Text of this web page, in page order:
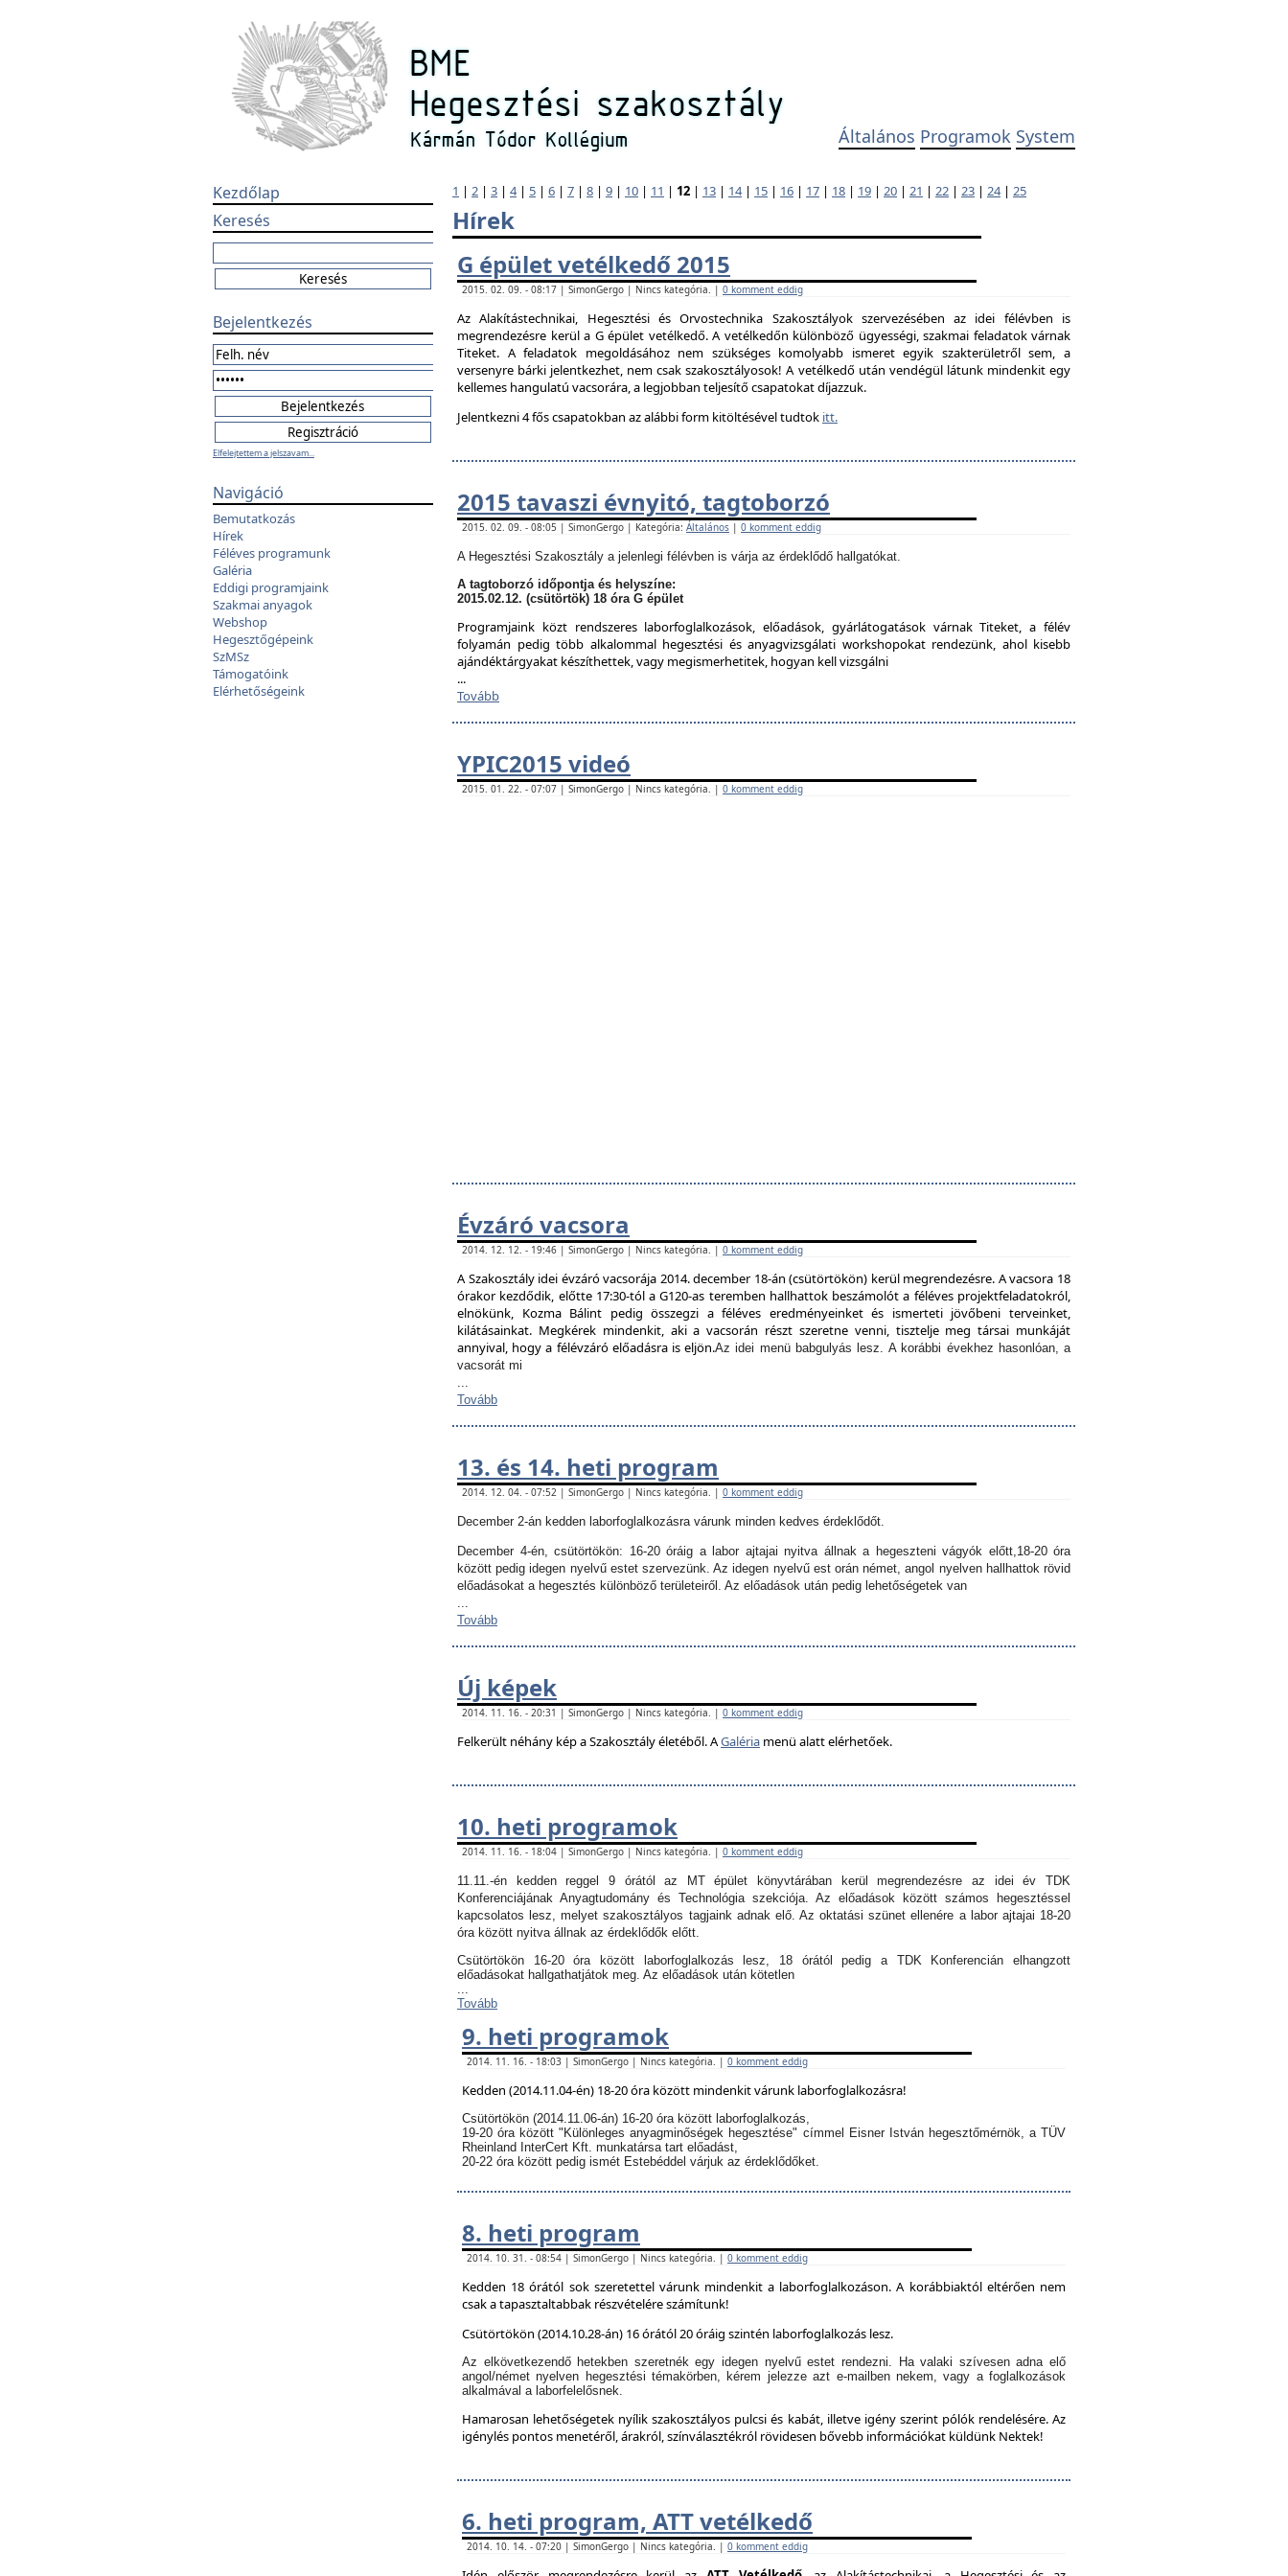
Általános Programok System
Kezdőlap
Keresés
Bejelentkezés
Elfelejtettem a jelszavam...
Navigáció
Bemutatkozás
Hírek
Féléves programunk
Galéria
Eddigi programjaink
Szakmai anyagok
Webshop
Hegesztőgépeink
SzMSz
Támogatóink
Elérhetőségeink
1 | 2 | 3 | 4| 5 | 6 | 7 | 8 | 9 | 10 | 11 | 12 | 13 | 14| 15 | 16 | 17 | 18 | 19 | 20 | 21 | 22 | 23 | 24| 25
Hírek
G épület vetélkedő 2015
2015. 02. 09. - 08:17 | SimonGergo | Nincs kategória. | 0 komment eddig
Az Alakítástechnikai, Hegesztési és Orvostechnika Szakosztályok szervezésében az idei félévben is
megrendezésre kerül a G épület vetélkedő. A vetélkedőn különböző ügyességi, szakmai feladatok várnak
Titeket. A feladatok megoldásához nem szükséges komolyabb ismeret egyik szakterületről sem, a
versenyre bárki jelentkezhet, nem csak szakosztályosok! A vetélkedő után vendégül látunk mindenkit egy
kellemes hangulatú vacsorára, a legjobban teljesítő csapatokat díjazzuk.
Jelentkezni 4 fős csapatokban az alábbi form kitöltésével tudtok itt.
2015 tavaszi évnyitó, tagtoborzó
2015. 02. 09. - 08:05 | SimonGergo | Kategória: Általános | 0 komment eddig
A Hegesztési Szakosztály a jelenlegi félévben is várja az érdeklődő hallgatókat.
A tagtoborzó időpontja és helyszíne:
2015.02.12. (csütörtök) 18 óra G épület
Programjaink közt rendszeres laborfoglalkozások, előadások, gyárlátogatások várnak Titeket, a félév
folyamán pedig több alkalommal hegesztési és anyagvizsgálati workshopokat rendezünk, ahol kisebb
ajándéktárgyakat készíthettek, vagy megismerhetitek, hogyan kell vizsgálni
...
Tovább
YPIC2015 videó
2015. 01. 22. - 07:07 | SimonGergo | Nincs kategória. | 0 komment eddig
Évzáró vacsora
2014. 12. 12. - 19:46 | SimonGergo | Nincs kategória. | 0 komment eddig
A Szakosztály idei évzáró vacsorája 2014. december 18-án (csütörtökön) kerül megrendezésre. A vacsora 18
órakor kezdődik, előtte 17:30-tól a G120-as teremben hallhattok beszámolót a féléves projektfeladatokról,
elnökünk, Kozma Bálint pedig összegzi a féléves eredményeinket és ismerteti jövőbeni terveinket,
kilátásainkat. Megkérek mindenkit, aki a vacsorán részt szeretne venni, tisztelje meg társai munkáját
annyival, hogy a félévzáró előadásra is eljön.Az idei menü babgulyás lesz.A korábbi évekhez hasonlóan, a
vacsorát mi
...
Tovább
13. és 14. heti program
2014. 12. 04. - 07:52 | SimonGergo | Nincs kategória. | 0 komment eddig
December 2-án kedden laborfoglalkozásra várunk minden kedves érdeklődőt.
December 4-én, csütörtökön: 16-20 óráig a labor ajtajai nyitva állnak a hegeszteni vágyók előtt,18-20 óra
között pedig idegen nyelvű estet szervezünk. Az idegen nyelvű est orán német, angol nyelven hallhattok rövid
előadásokat a hegesztés különböző területeiről. Az előadások után pedig lehetőségetek van
...
Tovább
Új képek
2014. 11. 16. - 20:31 | SimonGergo | Nincs kategória. | 0 komment eddig
Felkerült néhány kép a Szakosztály életéből. AGaléria menü alatt elérhetőek.
10. heti programok
2014. 11. 16. - 18:04 | SimonGergo | Nincs kategória. | 0 komment eddig
11.11.-én kedden reggel 9 órától az MT épület könyvtárában kerül megrendezésre az idei év TDK
Konferenciájának Anyagtudomány és Technológia szekciója. Az előadások között számos hegesztéssel
kapcsolatos lesz, melyet szakosztályos tagjaink adnak elő. Az oktatási szünet ellenére a labor ajtajai 18-20
óra között nyitva állnak az érdeklődők előtt.
Csütörtökön 16-20 óra között laborfoglalkozás lesz, 18 órától pedig a TDK Konferencián elhangzott
előadásokat hallgathatjátok meg. Az előadások után kötetlen
...
Tovább
9. heti programok
2014. 11. 16. - 18:03 | SimonGergo | Nincs kategória. | 0 komment eddig
Kedden (2014.11.04-én) 18-20 óra között mindenkit várunk laborfoglalkozásra!
Csütörtökön (2014.11.06-án) 16-20 óra között laborfoglalkozás,
19-20 óra között "Különleges anyagminőségek hegesztése" címmel Eisner István hegesztőmérnök, a TÜV
Rheinland InterCert Kft. munkatársa tart előadást,
20-22 óra között pedig ismét Estebéddel várjuk az érdeklődőket.
8. heti program
2014. 10. 31. - 08:54 | SimonGergo | Nincs kategória. | 0 komment eddig
Kedden 18 órától sok szeretettel várunk mindenkit a laborfoglalkozáson. A korábbiaktól eltérően nem
csak a tapasztaltabbak részvételére számítunk!
Csütörtökön (2014.10.28-án) 16 órától 20 óráig szintén laborfoglalkozás lesz.
Az elkövetkezendő hetekben szeretnék egy idegen nyelvű estet rendezni. Ha valaki szívesen adna elő
angol/német nyelven hegesztési témakörben, kérem jelezze azt e-mailben nekem, vagy a foglalkozások
alkalmával a laborfelelősnek.
Hamarosan lehetőségetek nyílik szakosztályos pulcsi és kabát, illetve igény szerint pólók rendelésére. Az
igénylés pontos menetéről, árakról, színválasztékról rövidesen bővebb információkat küldünk Nektek!
6. heti program, ATT vetélkedő
2014. 10. 14. - 07:20 | SimonGergo | Nincs kategória. | 0 komment eddig